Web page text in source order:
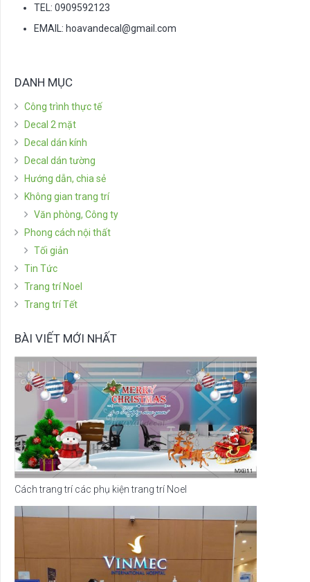
TEL: 0909592123
EMAIL: hoavandecal@gmail.com
DANH MỤC
Công trình thực tế
Decal 2 mặt
Decal dán kính
Decal dán tường
Hướng dẫn, chia sẻ
Không gian trang trí
Văn phòng, Công ty
Phong cách nội thất
Tối giản
Tin Tức
Trang trí Noel
Trang trí Tết
BÀI VIẾT MỚI NHẤT
Cách trang trí các phụ kiện trang trí Noel